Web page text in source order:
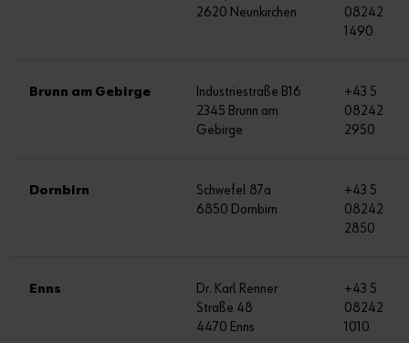
2620 Neunkirchen
08242
1490
Brunn am Gebirge
Industriestraße B16
2345 Brunn am
Gebirge
+43 5
08242
2950
Dornbirn
Schwefel 87a
6850 Dornbirn
+43 5
08242
2850
Enns
Dr. Karl Renner
Straße 48
4470 Enns
+43 5
08242
1010